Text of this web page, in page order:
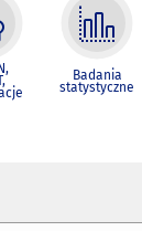
Badania
statystyczne